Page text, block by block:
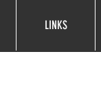
LINKS